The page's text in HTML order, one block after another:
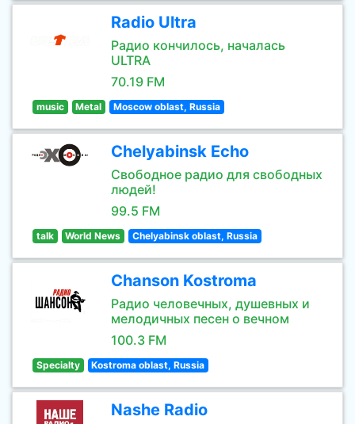
Radio Ultra
Радио кончилось, началась
ULTRA
70.19 FM
music Metal Moscow oblast, Russia
Chelyabinsk Echo
Свободное радио для свободных
людей!
99.5 FM
talk World News Chelyabinsk oblast, Russia
Chanson Kostroma
Радио человечных, душевных и
мелодичных песен о вечном
100.3 FM
Specialty Kostroma oblast, Russia
Nashe Radio